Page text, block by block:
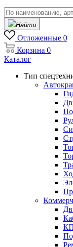
Найти
Отложенные 0
Корзина 0
Каталог
Тип